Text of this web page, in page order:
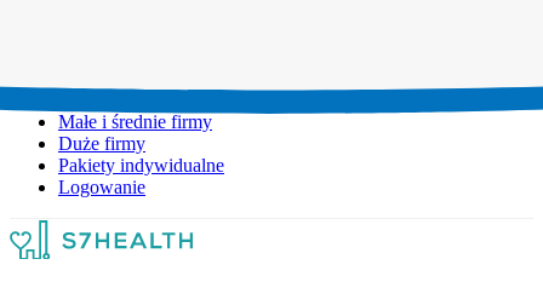
Małe i średnie firmy
Duże firmy
Pakiety indywidualne
Logowanie